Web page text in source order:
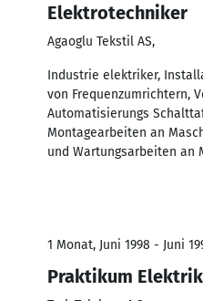
Elektrotechniker
Agaoglu Tekstil AS,
Industrie elektriker,
von Frequenzumrichtern,
Automatisierungs
Montagearbeiten an
und Wartungsarbeiten an
1 Monat, Juni 1998 - Juni
Praktikum